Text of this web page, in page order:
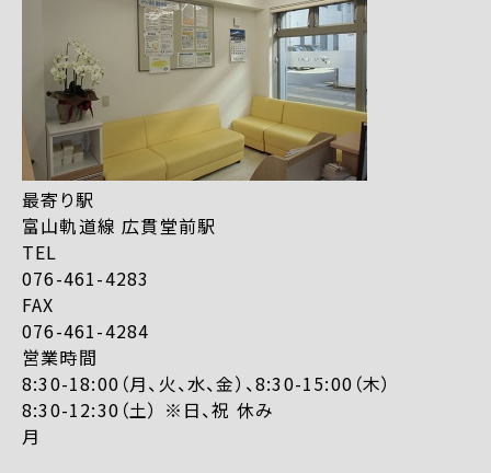
最寄り駅
富山軌道線 広貫堂前駅
TEL
076-461-4283
FAX
076-461-4284
営業時間
8:30-18:00（月、火、水、金）、8:30-15:00（木）
8:30-12:30（土） ※日、祝 休み
月